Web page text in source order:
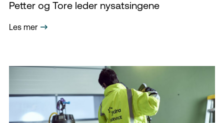
Petter og Tore leder nysatsingene
Les mer